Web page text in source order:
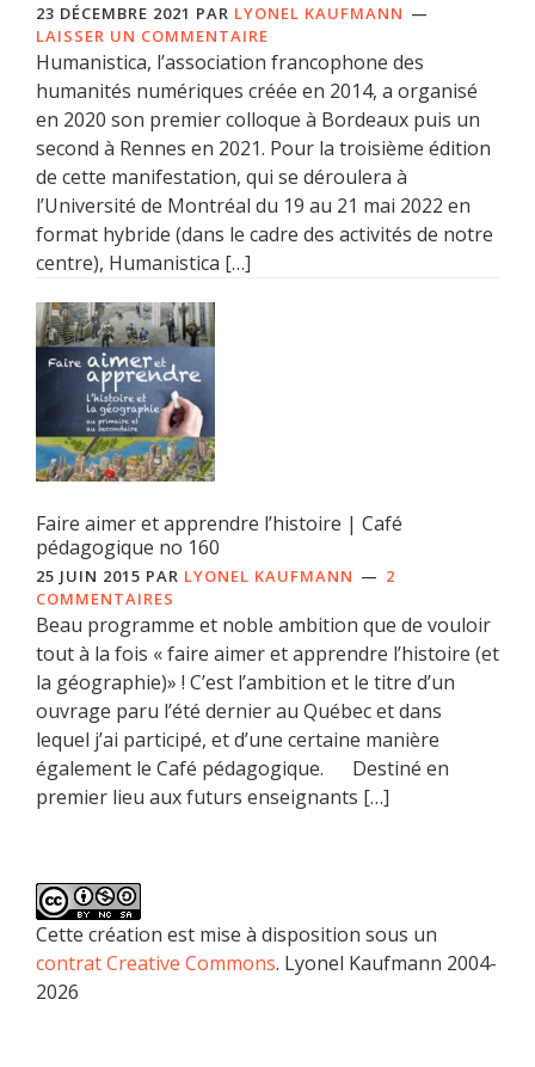
23 DÉCEMBRE 2021 PAR LYONEL KAUFMANN
LAISSER UN COMMENTAIRE
Humanistica, l’association francophone des
humanités numériques créée en 2014, a organisé
en 2020 son premier colloque à Bordeaux puis un
second à Rennes en 2021. Pour la troisième édition
de cette manifestation, qui se déroulera à
l’Université de Montréal du 19 au 21 mai 2022 en
format hybride (dans le cadre des activités de notre
centre), Humanistica […]
Faire aimer et apprendre l’histoire | Café
pédagogique no 160
25 JUIN 2015 PAR LYONEL KAUFMANN
2
COMMENTAIRES
Beau programme et noble ambition que de vouloir
tout à la fois « faire aimer et apprendre l’histoire (et
la géographie)» ! C’est l’ambition et le titre d’un
ouvrage paru l’été dernier au Québec et dans
lequel j’ai participé, et d’une certaine manière
également le Café pédagogique. Destiné en
premier lieu aux futurs enseignants […]
Cette création est mise à disposition sous un
contrat Creative Commons. Lyonel Kaufmann 2004-
2026